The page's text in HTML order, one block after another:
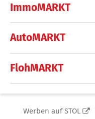
ImmoMARKT
AutoMARKT
FlohMARKT
Werben auf STOL